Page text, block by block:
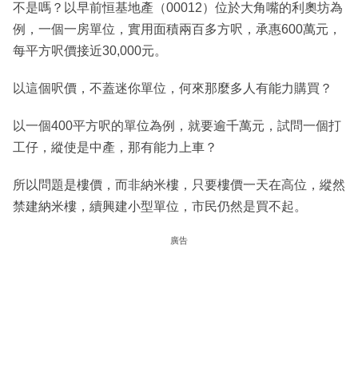
不是嗎？以早前恒基地產（00012）位於大角嘴的利奧坊為
例，一個一房單位，實用面積兩百多方呎，承惠600萬元，
每平方呎價接近30,000元。
以這個呎價，不蓋迷你單位，何來那麼多人有能力購買？
以一個400平方呎的單位為例，就要逾千萬元，試問一個打
工仔，縱使是中產，那有能力上車？
所以問題是樓價，而非納米樓，只要樓價一天在高位，縱然
禁建納米樓，續興建小型單位，市民仍然是買不起。
廣告